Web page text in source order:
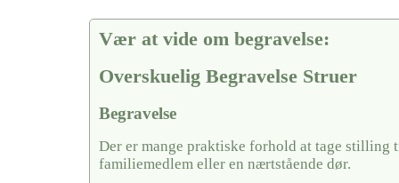
Vær at vide om begravelse:
Overskuelig Begravelse Struer
Begravelse
Der er mange praktiske forhold at tage stilling
familiemedlem eller en nærtstående dør.